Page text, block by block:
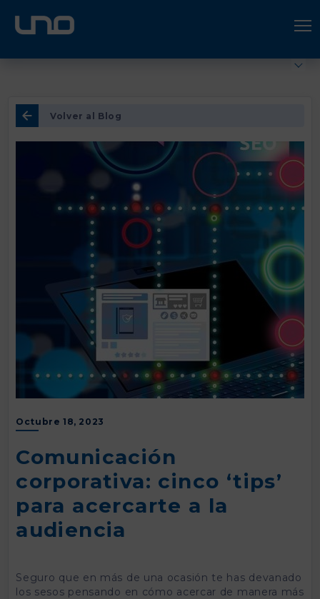
ÚNETE A UNO LOGÍSTICA
Volver al Blog
Octubre 18, 2023
Comunicación
corporativa: cinco ‘tips’
para acercarte a la
audiencia
Seguro que en más de una ocasión te has devanado
los sesos pensando en cómo acercar de manera más